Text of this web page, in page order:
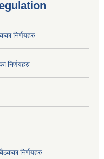
निर्णयहरु
निर्णयहरु
बैठकका निर्णयहरु